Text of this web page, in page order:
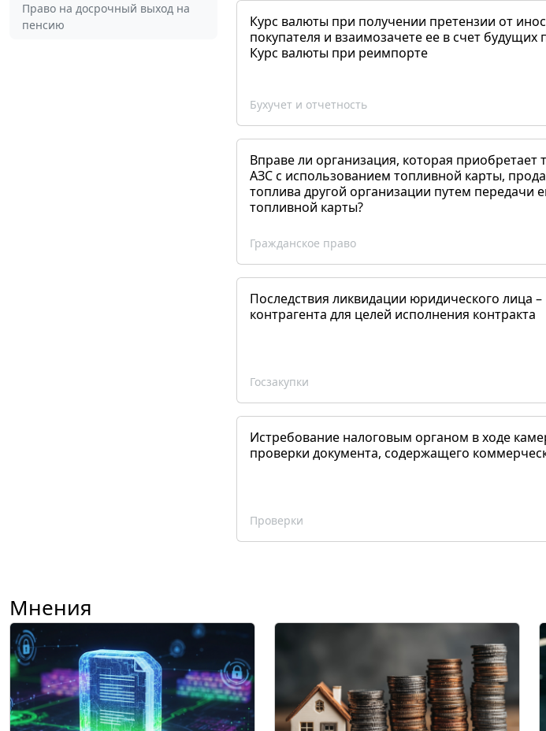
Право на досрочный выход на
пенсию
Курс валюты при получении претензии от
покупателя и взаимозачете ее в счет будущих
Курс валюты при реимпорте
Бухучет и отчетность
Вправе ли организация, которая приобретает
АЗС с использованием топливной карты,
топлива другой организации путем передачи
топливной карты?
Гражданское право
Последствия ликвидации юридического лица –
контрагента для целей исполнения контракта
Госзакупки
Истребование налоговым органом в ходе
проверки документа, содержащего
Проверки
Мнения